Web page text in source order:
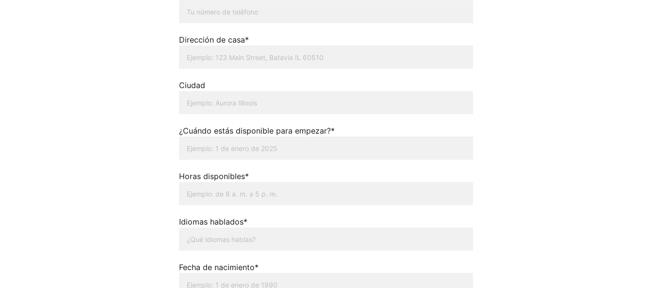
Dirección de casa*
Ciudad
¿Cuándo estás disponible para empezar?*
Horas disponibles*
Idiomas hablados*
Fecha de nacimiento*